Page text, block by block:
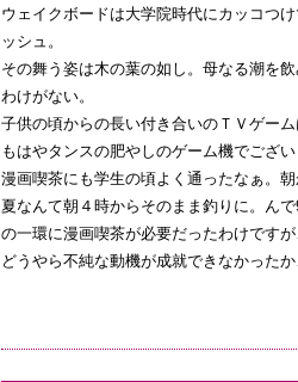
ウェイクボードは大学院時代にカッコつ
ッシュ。
その舞う姿は木の葉の如し。母なる潮を
わけがない。
子供の頃からの長い付き合いのＴＶゲー
もはやタンスの肥やしのゲーム機でござ
漫画喫茶にも学生の頃よく通ったなぁ。
夏なんて朝４時からそのまま釣りに。ん
の一環に漫画喫茶が必要だったわけです
どうやら不純な動機が成就できなかった